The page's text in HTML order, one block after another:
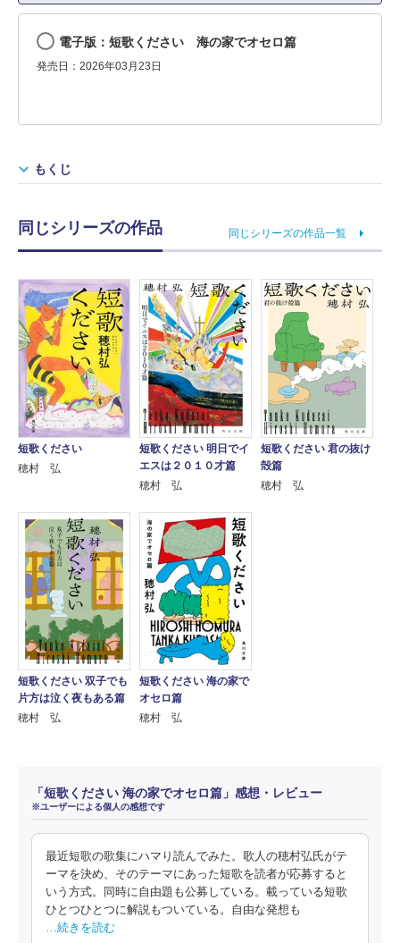
電子版：短歌ください 海の家でオセロ篇
発売日：2026年03月23日
もくじ
同じシリーズの作品 同じシリーズの作品一覧
短歌ください
穂村 弘
短歌ください 明日でイ
エスは２０１０才篇
穂村 弘
短歌ください 君の抜け
殻篇
穂村 弘
短歌ください 双子でも
片方は泣く夜もある篇
穂村 弘
短歌ください 海の家で
オセロ篇
穂村 弘
「短歌ください 海の家でオセロ篇」感想・レビュー
※ユーザーによる個人の感想です
最近短歌の歌集にハマり読んでみた。歌人の穂村弘氏がテ
ーマを決め、そのテーマにあった短歌を読者が応募すると
いう方式。同時に自由題も公募している。載っている短歌
ひとつひとつに解説もついている。自由な発想も
…続きを読む